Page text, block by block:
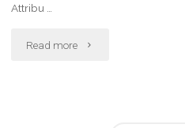
Attribu …
Read more "PHP